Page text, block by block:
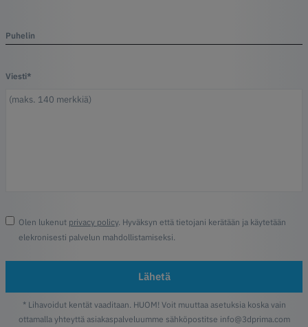
Puhelin
Viesti*
Olen lukenut privacy policy. Hyväksyn että tietojani kerätään ja käytetään
elekronisesti palvelun mahdollistamiseksi.
Lähetä
* Lihavoidut kentät vaaditaan. HUOM! Voit muuttaa asetuksia koska vain
ottamalla yhteyttä asiakaspalveluumme sähköpostitse info@3dprima.com